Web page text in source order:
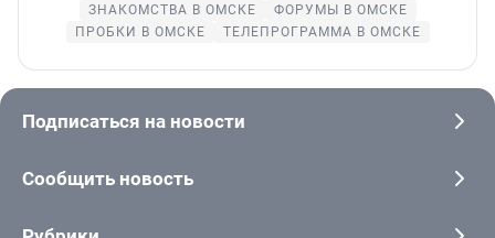
ЗНАКОМСТВА В ОМСКЕ
ФОРУМЫ В ОМСКЕ
ПРОБКИ В ОМСКЕ
ТЕЛЕПРОГРАММА В ОМСКЕ
Подписаться на новости
Сообщить новость